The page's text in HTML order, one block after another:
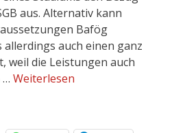
aus. Alternativ kann
Bafög
auch einen ganz
weil die Leistungen auch
… Weiterlesen